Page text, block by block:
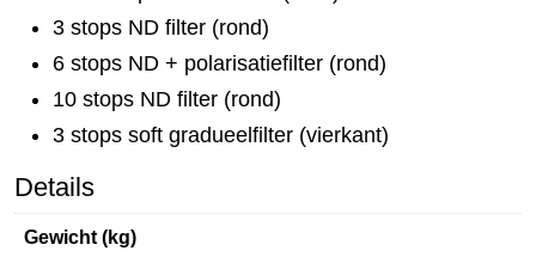
3 stops ND filter (rond)
6 stops ND + polarisatiefilter (rond)
10 stops ND filter (rond)
3 stops soft gradueelfilter (vierkant)
Details
Gewicht (kg)